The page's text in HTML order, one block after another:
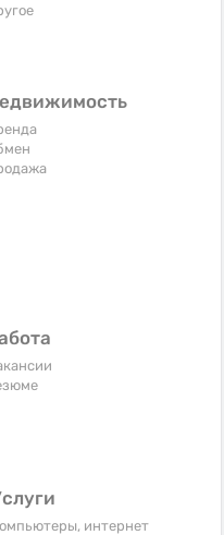
интернет